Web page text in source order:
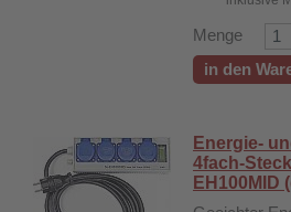
Menge
in den
Energie-
4fach-
EH100MID